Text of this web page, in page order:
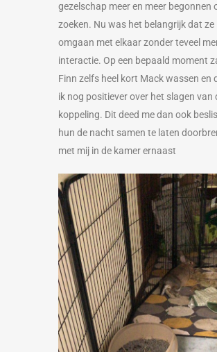
gezelschap meer en meer begonnen
zoeken. Nu was het belangrijk dat ze
omgaan met elkaar zonder teveel
interactie. Op een bepaald moment
Finn zelfs heel kort Mack wassen en
ik nog positiever over het slagen van
koppeling. Dit deed me dan ook
hun de nacht samen te laten
met mij in de kamer ernaast